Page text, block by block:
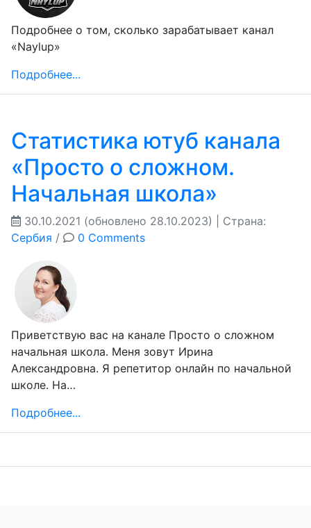
Подробнее о том, сколько зарабатывает канал
«Naylup»
Подробнее...
Статистика ютуб канала
«Просто о сложном.
Начальная школа»
30.10.2021 (обновлено 28.10.2023) | Страна:
Сербия / 0 Comments
Приветствую вас на канале Просто о сложном
начальная школа. Меня зовут Ирина
Александровна. Я репетитор онлайн по начальной
школе. На…
Подробнее...